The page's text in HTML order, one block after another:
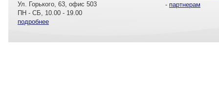
Ул. Горького, 63, офис 503
ПН - СБ, 10.00 - 19.00
подробнее
- партнерам